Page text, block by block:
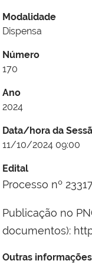
Modalidade
Dispensa
Número
170
Ano
2024
Data/hora da
11/10/2024 09:00
Edital
Processo nº
Publicação no
documentos):
Outras informações